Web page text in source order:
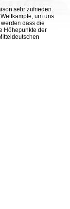
sehr zufrieden.
um uns
dass die
Höhepunkte der